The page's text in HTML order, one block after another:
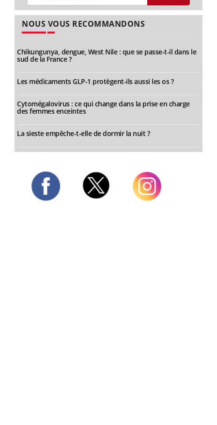
NOUS VOUS RECOMMANDONS
Chikungunya, dengue, West Nile : que se passe-t-il dans le
sud de la France ?
Les médicaments GLP-1 protègent-ils aussi les os ?
Cytomégalovirus : ce qui change dans la prise en charge
des femmes enceintes
La sieste empêche-t-elle de dormir la nuit ?